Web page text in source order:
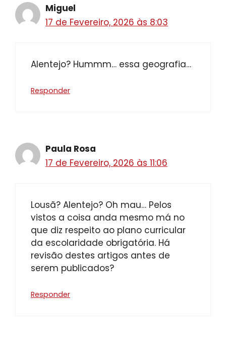
Miguel
17 de Fevereiro, 2026 às 8:03
Alentejo? Hummm… essa geografia…
Responder
Paula Rosa
17 de Fevereiro, 2026 às 11:06
Lousã? Alentejo? Oh mau… Pelos
vistos a coisa anda mesmo má no
que diz respeito ao plano curricular
da escolaridade obrigatória. Há
revisão destes artigos antes de
serem publicados?
Responder